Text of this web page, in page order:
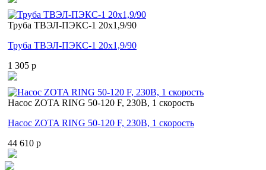
Труба ТВЭЛ-ПЭКС-1 20x1,9/90
Труба ТВЭЛ-ПЭКС-1 20x1,9/90
1 305 p
Насос ZOTA RING 50-120 F, 230В, 1 скорость
Насос ZOTA RING 50-120 F, 230В, 1 скорость
44 610 p